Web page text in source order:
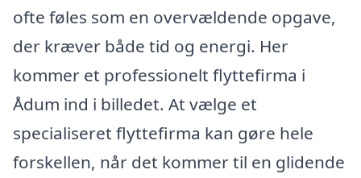
ofte føles som en overvældende opgave,
der kræver både tid og energi. Her
kommer et professionelt flyttefirma i
Ådum ind i billedet. At vælge et
specialiseret flyttefirma kan gøre hele
forskellen, når det kommer til en glidende